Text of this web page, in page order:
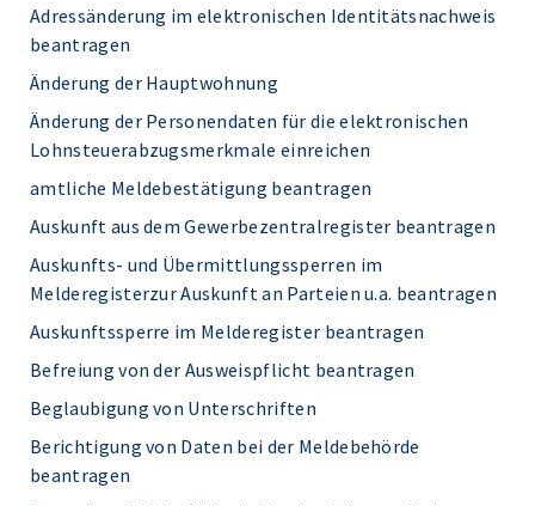
Adressänderung im elektronischen Identitätsnachweis
beantragen
Änderung der Hauptwohnung
Änderung der Personendaten für die elektronischen
Lohnsteuerabzugsmerkmale einreichen
amtliche Meldebestätigung beantragen
Auskunft aus dem Gewerbezentralregister beantragen
Auskunfts- und Übermittlungssperren im
Melderegisterzur Auskunft an Parteien u.a. beantragen
Auskunftssperre im Melderegister beantragen
Befreiung von der Ausweispflicht beantragen
Beglaubigung von Unterschriften
Berichtigung von Daten bei der Meldebehörde
beantragen